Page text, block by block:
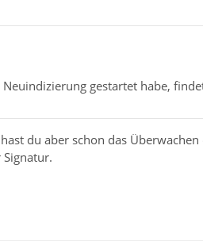
gestartet habe,
du aber schon das